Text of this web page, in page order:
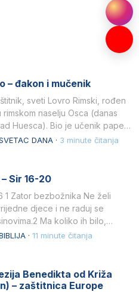
– đakon i mučenik
sveti Lovro Rimski, rođen
rimskom naselju Osca (danas
Huesca). Bio je učenik pape…
DANA · 3 minute čitanja
Biblija 365 – Sir 16-20
1 Zator bezbožnika Ne želi
djece i ne raduj se
Ma koliko ih bilo,…
· 11 minute čitanja
Benedikta od Križa
– zaštitnica Europe